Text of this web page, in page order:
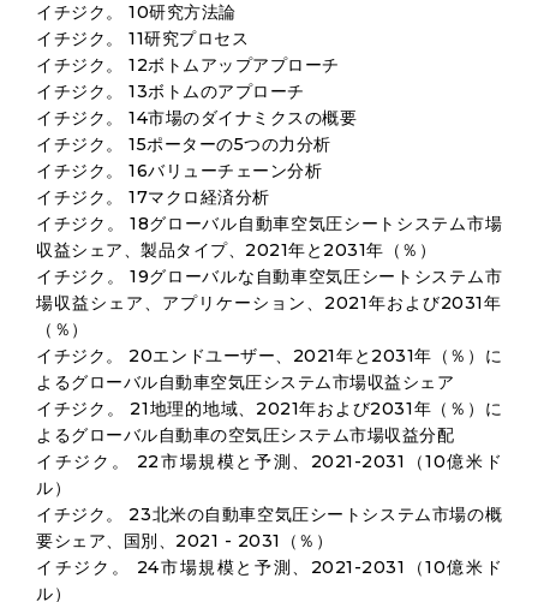
イチジク。 10研究方法論
イチジク。 11研究プロセス
イチジク。 12ボトムアップアプローチ
イチジク。 13ボトムのアプローチ
イチジク。 14市場のダイナミクスの概要
イチジク。 15ポーターの5つの力分析
イチジク。 16バリューチェーン分析
イチジク。 17マクロ経済分析
イチジク。 18グローバル自動車空気圧シートシステム市場
収益シェア、製品タイプ、2021年と2031年（％）
イチジク。 19グローバルな自動車空気圧シートシステム市
場収益シェア、アプリケーション、2021年および2031年
（％）
イチジク。 20エンドユーザー、2021年と2031年（％）に
よるグローバル自動車空気圧システム市場収益シェア
イチジク。 21地理的地域、2021年および2031年（％）に
よるグローバル自動車の空気圧システム市場収益分配
イチジク。 22市場規模と予測、2021-2031（10億米ド
ル）
イチジク。 23北米の自動車空気圧シートシステム市場の概
要シェア、国別、2021 - 2031（％）
イチジク。 24市場規模と予測、2021-2031（10億米ド
ル）